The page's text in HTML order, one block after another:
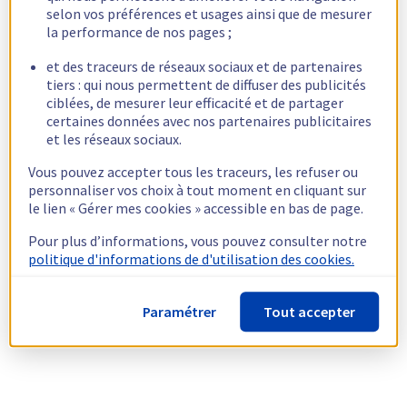
selon vos préférences et usages ainsi que de mesurer
la performance de nos pages ;
et des traceurs de réseaux sociaux et de partenaires
tiers : qui nous permettent de diffuser des publicités
ciblées, de mesurer leur efficacité et de partager
certaines données avec nos partenaires publicitaires
et les réseaux sociaux.
Vous pouvez accepter tous les traceurs, les refuser ou
personnaliser vos choix à tout moment en cliquant sur
le lien « Gérer mes cookies » accessible en bas de page.
Pour plus d’informations, vous pouvez consulter notre
politique d'informations de d'utilisation des cookies.
Paramétrer Tout accepter